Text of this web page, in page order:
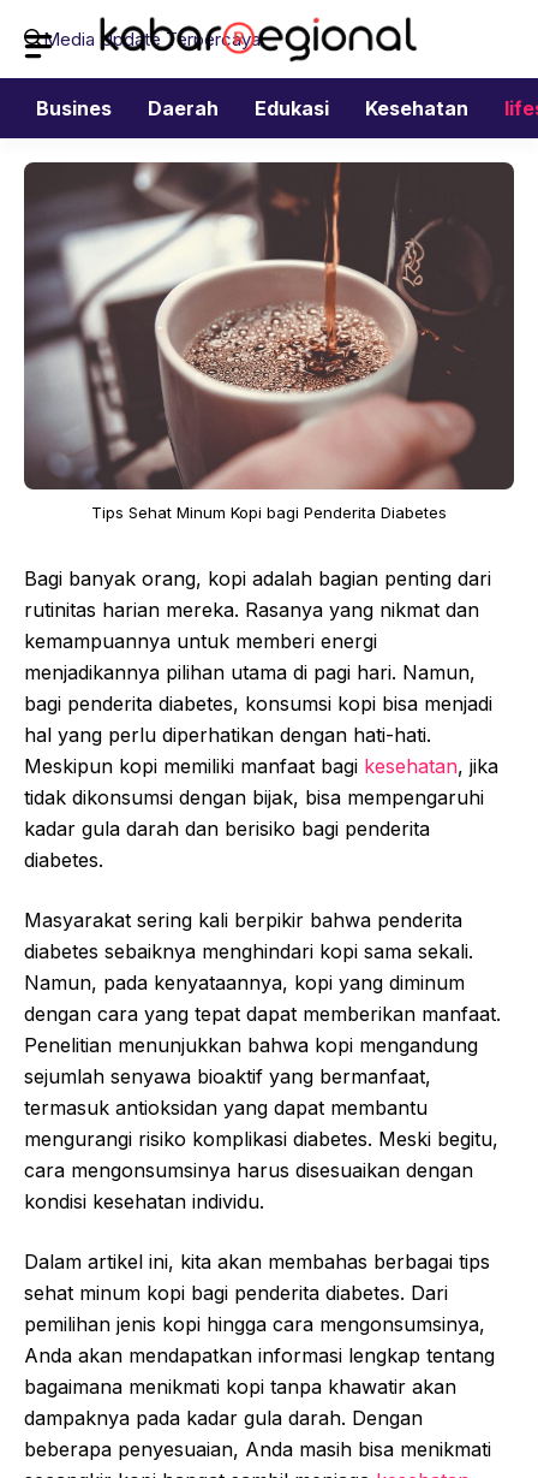
isi
Media Update Terpercaya
Busines Daerah Edukasi Kesehatan
Tips Sehat Minum Kopi bagi Penderita Diabetes
Bagi banyak orang, kopi adalah bagian penting dari
rutinitas harian mereka. Rasanya yang nikmat dan
kemampuannya untuk memberi energi
menjadikannya pilihan utama di pagi hari. Namun,
bagi penderita diabetes, konsumsi kopi bisa menjadi
hal yang perlu diperhatikan dengan hati-hati.
Meskipun kopi memiliki manfaat bagi kesehatan, jika
tidak dikonsumsi dengan bijak, bisa mempengaruhi
kadar gula darah dan berisiko bagi penderita
diabetes.
Masyarakat sering kali berpikir bahwa penderita
diabetes sebaiknya menghindari kopi sama sekali.
Namun, pada kenyataannya, kopi yang diminum
dengan cara yang tepat dapat memberikan manfaat.
Penelitian menunjukkan bahwa kopi mengandung
sejumlah senyawa bioaktif yang bermanfaat,
termasuk antioksidan yang dapat membantu
mengurangi risiko komplikasi diabetes. Meski begitu,
cara mengonsumsinya harus disesuaikan dengan
kondisi kesehatan individu.
Dalam artikel ini, kita akan membahas berbagai tips
sehat minum kopi bagi penderita diabetes. Dari
pemilihan jenis kopi hingga cara mengonsumsinya,
Anda akan mendapatkan informasi lengkap tentang
bagaimana menikmati kopi tanpa khawatir akan
dampaknya pada kadar gula darah. Dengan
beberapa penyesuaian, Anda masih bisa menikmati